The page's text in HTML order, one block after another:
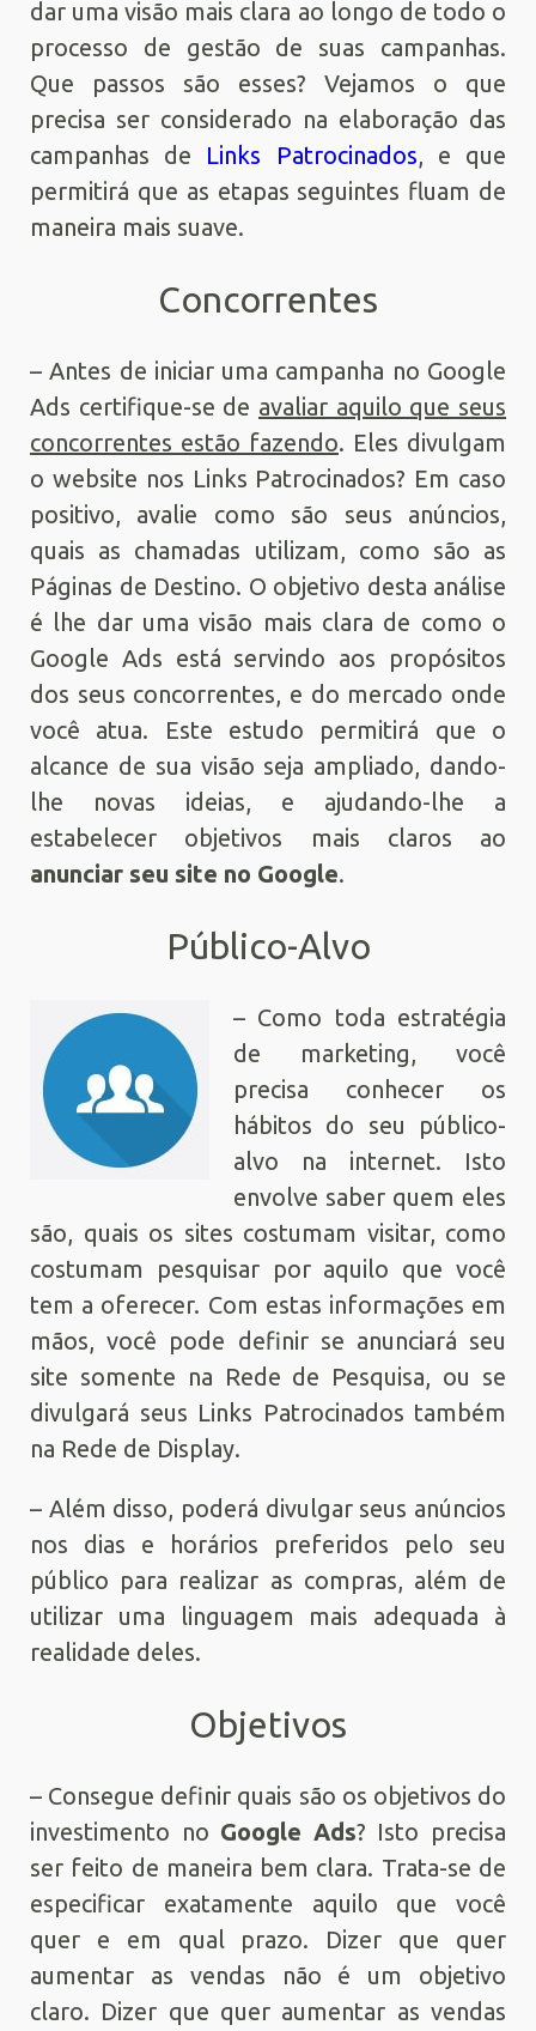
dar uma visão mais clara ao longo de todo o
processo de gestão de suas campanhas.
Que passos são esses? Vejamos o que
precisa ser considerado na elaboração das
campanhas de Links Patrocinados, e que
permitirá que as etapas seguintes fluam de
maneira mais suave.
Concorrentes
– Antes de iniciar uma campanha no Google
Ads certifique-se de avaliar aquilo que seus
concorrentes estão fazendo. Eles divulgam
o website nos Links Patrocinados? Em caso
positivo, avalie como são seus anúncios,
quais as chamadas utilizam, como são as
Páginas de Destino. O objetivo desta análise
é lhe dar uma visão mais clara de como o
Google Ads está servindo aos propósitos
dos seus concorrentes, e do mercado onde
você atua. Este estudo permitirá que o
alcance de sua visão seja ampliado, dando-
lhe novas ideias, e ajudando-lhe a
estabelecer objetivos mais claros ao
anunciar seu site no Google.
Público-Alvo
– Como toda estratégia
de marketing, você
precisa conhecer os
hábitos do seu público-
alvo na internet. Isto
envolve saber quem eles
são, quais os sites costumam visitar, como
costumam pesquisar por aquilo que você
tem a oferecer. Com estas informações em
mãos, você pode definir se anunciará seu
site somente na Rede de Pesquisa, ou se
divulgará seus Links Patrocinados também
na Rede de Display.
– Além disso, poderá divulgar seus anúncios
nos dias e horários preferidos pelo seu
público para realizar as compras, além de
utilizar uma linguagem mais adequada à
realidade deles.
Objetivos
– Consegue definir quais são os objetivos do
investimento no Google Ads? Isto precisa
ser feito de maneira bem clara. Trata-se de
especificar exatamente aquilo que você
quer e em qual prazo. Dizer que quer
aumentar as vendas não é um objetivo
claro. Dizer que quer aumentar as vendas